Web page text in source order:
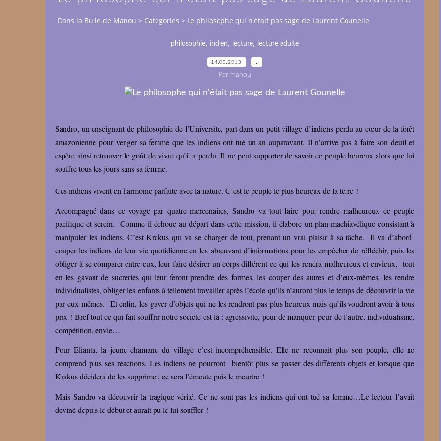
Dans la Bulle de Manou > Categories > Le philosophe qui n'était pas sage de Laurent Gounelle
philosophie, indien, lecture, lecture adulte
14.03.2013
Par manou
Sandro, un enseignant de philosophie de l’Université, part dans un petit village d’indiens perdu au cœur de la forêt
amazonienne pour venger sa femme que les indiens ont tué un an auparavant. Il n’arrive pas à faire son deuil et
espère ainsi retrouver le goût de vivre qu’il a perdu. Il ne peut supporter de savoir ce peuple heureux alors que lui
souffre tous les jours sans sa femme.
Ces indiens vivent en harmonie parfaite avec la nature. C’est le peuple le plus heureux de la terre !
Accompagné dans ce voyage par quatre mercenaires, Sandro va tout faire pour rendre malheureux ce peuple
pacifique et serein. Comme il échoue au départ dans cette mission, il élabore un plan machiavélique consistant à
manipuler les indiens. C’est Krakus qui va se charger de tout, prenant un vrai plaisir à sa tâche. Il va d’abord
couper les indiens de leur vie quotidienne en les abreuvant d’informations pour les empêcher de réfléchir, puis les
obliger à se comparer entre eux, leur faire désirer un corps différent ce qui les rendra malheureux et envieux, tout
en les gavant de sucreries qui leur feront prendre des formes, les couper des autres et d’eux-mêmes, les rendre
individualistes, obliger les enfants à tellement travailler après l’école qu’ils n’auront plus le temps de découvrir la vie
par eux-mêmes. Et enfin, les gaver d’objets qui ne les rendront pas plus heureux mais qu’ils voudront avoir à tous
prix ! Bref tout ce qui fait souffrir notre société est là : agressivité, peur de manquer, peur de l’autre, individualisme,
compétition, envie…
Pour Elianta, la jeune chamane du village c’est incompréhensible. Elle ne reconnait plus son peuple, elle ne
comprend plus ses réactions. Les indiens ne pourront bientôt plus se passer des différents objets et lorsque que
Krakus décidera de les supprimer, ce sera l’émeute puis le meurtre !
Mais Sandro va découvrir la tragique vérité. Ce ne sont pas les indiens qui ont tué sa femme…Le lecteur l’avait
deviné depuis le début et aurait pu le lui souffler !